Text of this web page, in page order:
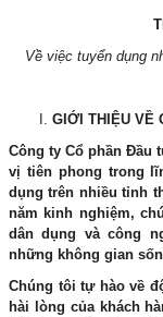
Về việc tuyển dụng
GIỚI THIỆU VỀ
Công ty Cổ phần Đầu
vị tiên phong trong
dụng trên nhiều tỉnh
năm kinh nghiệm,
dân dụng và công
những không gian
Chúng tôi tự hào về
hài lòng của khách